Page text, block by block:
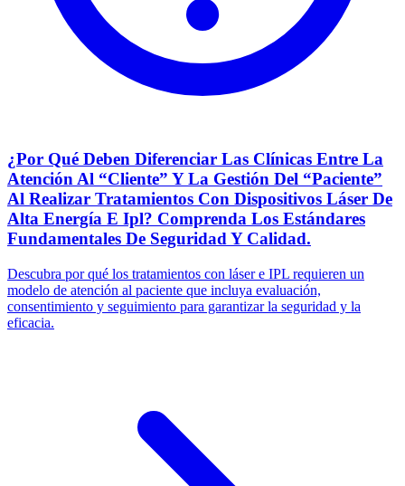
¿Por Qué Deben Diferenciar Las Clínicas Entre La
Atención Al “Cliente” Y La Gestión Del “Paciente”
Al Realizar Tratamientos Con Dispositivos Láser De
Alta Energía E Ipl? Comprenda Los Estándares
Fundamentales De Seguridad Y Calidad.
Descubra por qué los tratamientos con láser e IPL requieren un
modelo de atención al paciente que incluya evaluación,
consentimiento y seguimiento para garantizar la seguridad y la
eficacia.